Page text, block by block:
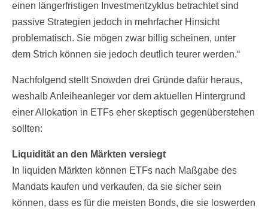
einen längerfristigen Investmentzyklus betrachtet sind
passive Strategien jedoch in mehrfacher Hinsicht
problematisch. Sie mögen zwar billig scheinen, unter
dem Strich können sie jedoch deutlich teurer werden.“
Nachfolgend stellt Snowden drei Gründe dafür heraus,
weshalb Anleiheanleger vor dem aktuellen Hintergrund
einer Allokation in ETFs eher skeptisch gegenüberstehen
sollten:
Liquidität an den Märkten versiegt
In liquiden Märkten können ETFs nach Maßgabe des
Mandats kaufen und verkaufen, da sie sicher sein
können, dass es für die meisten Bonds, die sie loswerden